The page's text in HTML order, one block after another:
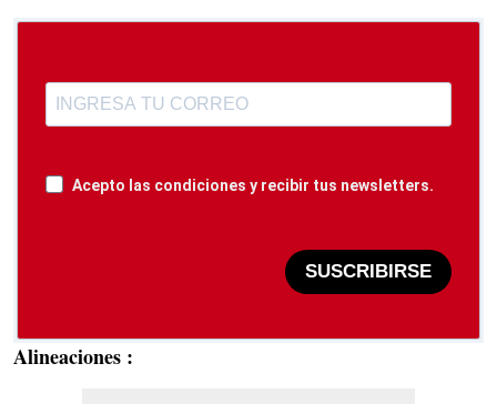
Acepto las condiciones y recibir tus newsletters.
SUSCRIBIRSE
Alineaciones :